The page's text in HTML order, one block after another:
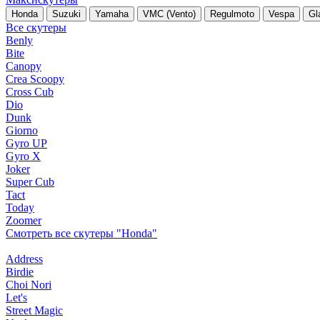
Honda Suzuki Yamaha VMC (Vento) Regulmoto Vespa
Все скутеры
Benly
Bite
Canopy
Crea Scoopy
Cross Cub
Dio
Dunk
Giorno
Gyro UP
Gyro X
Joker
Super Cub
Tact
Today
Zoomer
Смотреть все скутеры "Honda"
Address
Birdie
Choi Nori
Let's
Street Magic